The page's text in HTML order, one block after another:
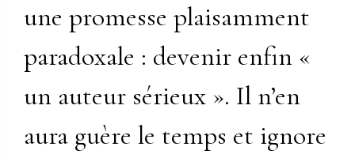
une promesse plaisamment
paradoxale : devenir enfin «
un auteur sérieux ». Il n’en
aura guère le temps et ignore